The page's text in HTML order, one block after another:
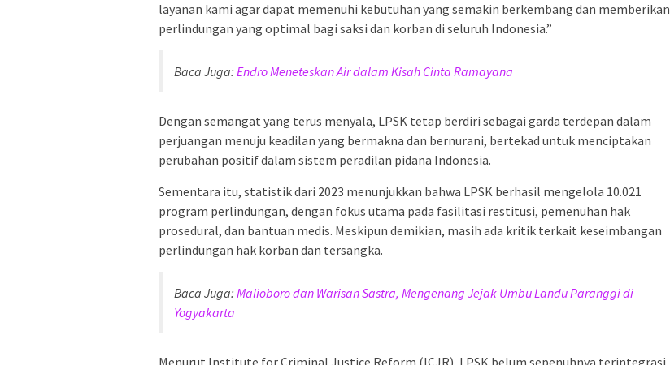
layanan kami agar dapat memenuhi kebutuhan yang semakin berkembang dan memberikan
perlindungan yang optimal bagi saksi dan korban di seluruh Indonesia.”
Baca Juga: Endro Meneteskan Air dalam Kisah Cinta Ramayana
Dengan semangat yang terus menyala, LPSK tetap berdiri sebagai garda terdepan dalam
perjuangan menuju keadilan yang bermakna dan bernurani, bertekad untuk menciptakan
perubahan positif dalam sistem peradilan pidana Indonesia.
Sementara itu, statistik dari 2023 menunjukkan bahwa LPSK berhasil mengelola 10.021
program perlindungan, dengan fokus utama pada fasilitasi restitusi, pemenuhan hak
prosedural, dan bantuan medis. Meskipun demikian, masih ada kritik terkait keseimbangan
perlindungan hak korban dan tersangka.
Baca Juga: Malioboro dan Warisan Sastra, Mengenang Jejak Umbu Landu Paranggi di
Yogyakarta